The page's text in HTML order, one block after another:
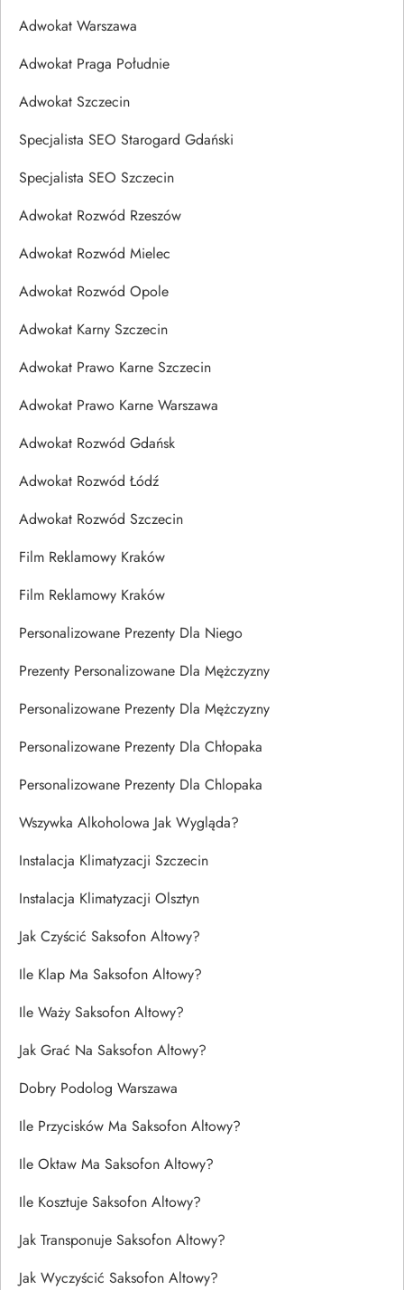
Adwokat Warszawa
Adwokat Praga Południe
Adwokat Szczecin
Specjalista SEO Starogard Gdański
Specjalista SEO Szczecin
Adwokat Rozwód Rzeszów
Adwokat Rozwód Mielec
Adwokat Rozwód Opole
Adwokat Karny Szczecin
Adwokat Prawo Karne Szczecin
Adwokat Prawo Karne Warszawa
Adwokat Rozwód Gdańsk
Adwokat Rozwód Łódź
Adwokat Rozwód Szczecin
Film Reklamowy Kraków
Film Reklamowy Kraków
Personalizowane Prezenty Dla Niego
Prezenty Personalizowane Dla Mężczyzny
Personalizowane Prezenty Dla Mężczyzny
Personalizowane Prezenty Dla Chłopaka
Personalizowane Prezenty Dla Chlopaka
Wszywka Alkoholowa Jak Wygląda?
Instalacja Klimatyzacji Szczecin
Instalacja Klimatyzacji Olsztyn
Jak Czyścić Saksofon Altowy?
Ile Klap Ma Saksofon Altowy?
Ile Waży Saksofon Altowy?
Jak Grać Na Saksofon Altowy?
Dobry Podolog Warszawa
Ile Przycisków Ma Saksofon Altowy?
Ile Oktaw Ma Saksofon Altowy?
Ile Kosztuje Saksofon Altowy?
Jak Transponuje Saksofon Altowy?
Jak Wyczyścić Saksofon Altowy?